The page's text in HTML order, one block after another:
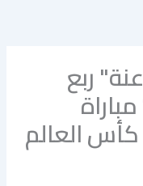
ربع
العالم